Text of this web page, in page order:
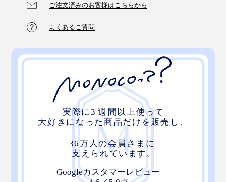
ご注文済みのお客様はこちらから
よくあるご質問